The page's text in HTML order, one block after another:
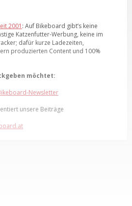
2001 : Auf Bikeboard gibt’s keine
Katzenfutter-Werbung, keine im
dafür kurze Ladezeiten,
produzierten Content und 100%
möchtet:
Newsletter
unsere Beiträge